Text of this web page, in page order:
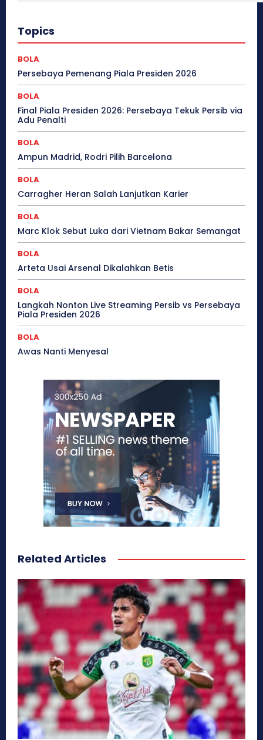
Topics
BOLA
Persebaya Pemenang Piala Presiden 2026
BOLA
Final Piala Presiden 2026: Persebaya Tekuk Persib via
Adu Penalti
BOLA
Ampun Madrid, Rodri Pilih Barcelona
BOLA
Carragher Heran Salah Lanjutkan Karier
BOLA
Marc Klok Sebut Luka dari Vietnam Bakar Semangat
BOLA
Arteta Usai Arsenal Dikalahkan Betis
BOLA
Langkah Nonton Live Streaming Persib vs Persebaya
Piala Presiden 2026
BOLA
Awas Nanti Menyesal
Related Articles